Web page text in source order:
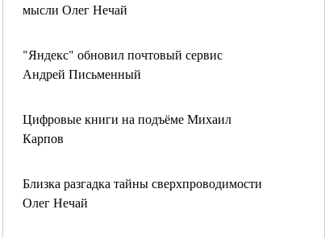
мысли Олег Нечай
"Яндекс" обновил почтовый сервис
Андрей Письменный
Цифровые книги на подъёме Михаил
Карпов
Близка разгадка тайны сверхпроводимости
Олег Нечай